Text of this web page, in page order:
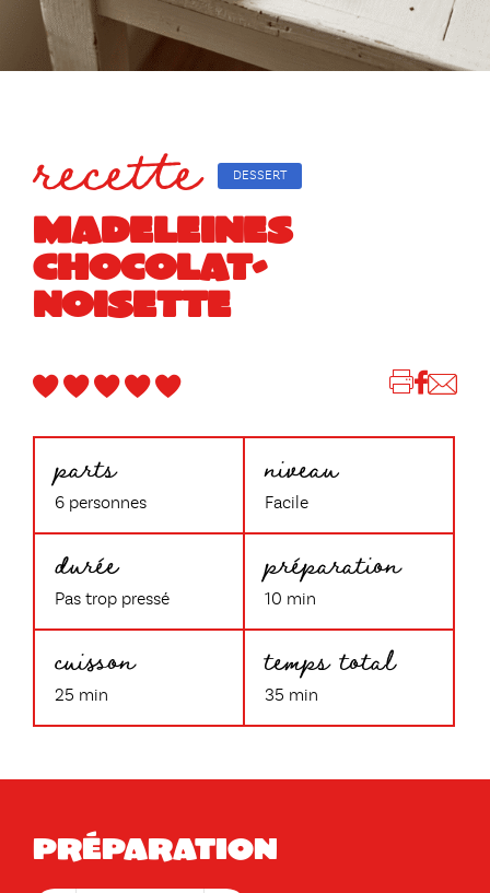
recette DESSERT
MADELEINES
CHOCOLAT-
NOISETTE
parts
6 personnes
niveau
Facile
durée
Pas trop pressé
préparation
10 min
cuisson
25 min
temps total
35 min
Préparation